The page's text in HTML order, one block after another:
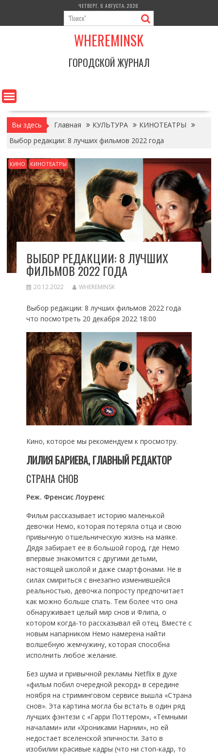
содержимому
ЧЕТВЕРГ, 6 АВГУСТА, 2026
WHEREMINSK
ГОРОДСКОЙ ЖУРНАЛ
Вы здесь Главная КУЛЬТУРА
КИНОТЕАТРЫ
Выбор редакции: 8 лучших фильмов 2022 года
КИНО КИНОТЕАТРЫ
ВЫБОР РЕДАКЦИИ: 8 ЛУЧШИХ
ФИЛЬМОВ 2022 ГОДА
20.12.2022 WHEREMINSK
Выбор редакции: 8 лучших фильмов 2022 года
что посмотреть 20 декабря 2022 18:00
Кино, которое мы рекомендуем к просмотру.
ЛИЛИЯ БАРИЕВА, ГЛАВНЫЙ РЕДАКТОР
СТРАНА СНОВ
Реж. Френсис Лоуренс
Фильм рассказывает историю маленькой
девочки Немо, которая потеряла отца и свою
привычную отшельническую жизнь на маяке.
Дядя забирает ее в большой город, где Немо
впервые знакомится с другими детьми,
настоящей школой и даже смартфонами. Не в
силах смириться с внезапно изменившейся
реальностью, девочка попросту предпочитает
как можно больше спать. Тем более что она
обнаруживает целый мир снов и Флипа, о
котором когда-то рассказывал ей отец. Вместе с
новым напарником Немо намерена найти
волшебную жемчужину, которая способна
исполнить любое желание.
Без шума и привычной рекламы Netflix в духе
«фильм побил очередной рекорд» в середине
ноября на стриминговом сервисе вышла «Страна
снов». Эта картина могла бы встать в один ряд
лучших фэнтези с «Гарри Поттером», «Темными
началами» или «Хрониками Нарнии», но ей
недостает вселенской эпичности. Зато в
изобилии красивые кадры (что ни стоп-кадр, то